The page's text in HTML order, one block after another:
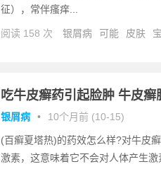
征），常伴瘙痒...
阅读 158 次 银屑病 可能 皮肤
吃牛皮癣药引起脸肿 牛皮癣
银屑病 • 10个月前 (10-15)
(百癣夏塔热)的药效怎么样?对牛皮
激素，这意味着它不会对人体产生